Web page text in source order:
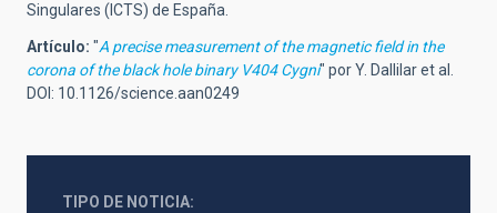
Singulares (ICTS) de España.
Artículo: "A precise measurement of the magnetic field in the
corona of the black hole binary V404 Cygni" por Y. Dallilar et al.
DOI: 10.1126/science.aan0249
TIPO DE NOTICIA